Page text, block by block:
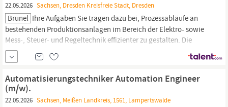
22.05.2026 Sachsen, Dresden Kreisfreie Stadt, Dresden
Brunel Ihre Aufgaben Sie tragen dazu bei, Prozessabläufe an
bestehenden Produktionsanlagen im Bereich der Elektro- sowie
Mess-, Steuer- und Regeltechnik effizienter zu gestalten. Die
systematische Fehlersuche sowie die schnelle und nachhaltige
Beseitigung von Störungen in Netzwerken und Bussystemen
Wartungsarbeiten...
Automatisierungstechniker Automation Engineer
(m/w).
22.05.2026 Sachsen, Meißen Landkreis, 1561, Lampertswalde